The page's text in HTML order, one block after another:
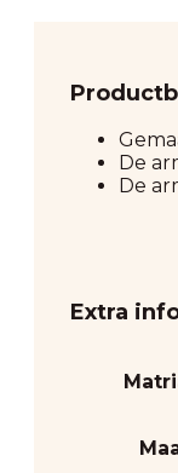
De
De
Extra